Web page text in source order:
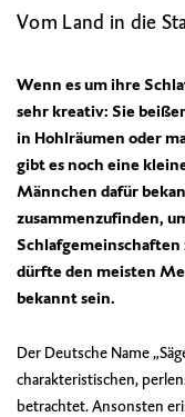
Vom Land in die
Wenn es um ihre
sehr kreativ: Sie
in Hohlräumen oder
gibt es noch eine
Männchen dafür
zusammenzufinden,
dürfte den meisten
bekannt sein.
Der Deutsche Name
charakteristischen,
betrachtet. Ansonsten